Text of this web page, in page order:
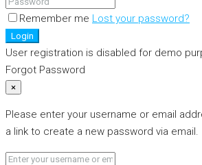
Remember me Lost your password?
Login
User registration is disabled for demo
Forgot Password
×
Please enter your username or email
a link to create a new password via email.